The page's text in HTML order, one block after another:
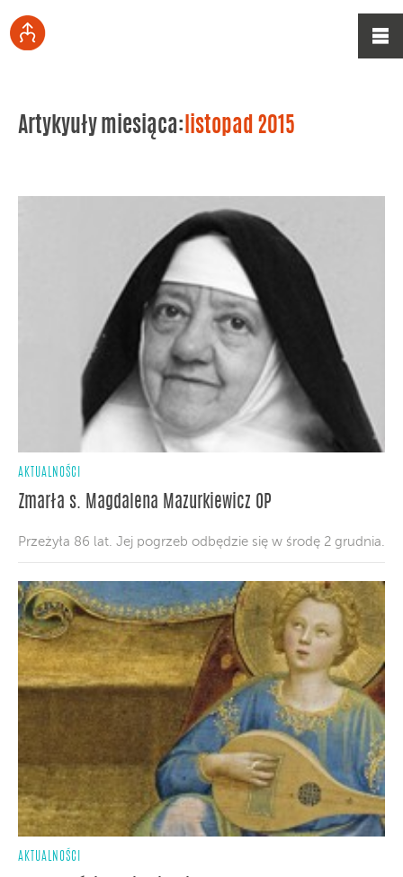
Artykyuły miesiąca: listopad 2015
AKTUALNOŚCI
Zmarła s. Magdalena Mazurkiewicz OP
Przeżyła 86 lat. Jej pogrzeb odbędzie się w środę 2 grudnia.
AKTUALNOŚCI